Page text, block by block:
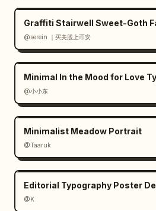
Graffiti Stairwell Sweet-Goth
@serein ｜买美股上币安
Minimal In the Mood for Love
@小小东
Minimalist Meadow Portrait
@Taaruk
Editorial Typography Poster
@K